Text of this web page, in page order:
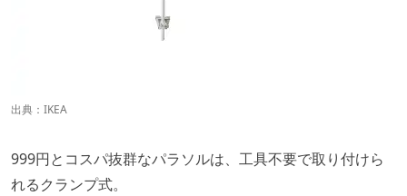
出典： IKEA
999円とコスパ抜群なパラソルは、工具不要で取り付けら
れるクランプ式。